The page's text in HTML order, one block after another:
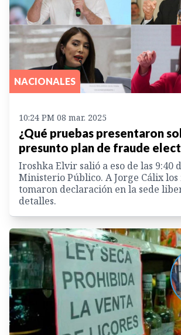
NACIONALES
10:24 PM 08 mar. 2025
¿Qué pruebas presentaron
presunto plan de fraude
Iroshka Elvir salió a eso de las 9:40
Ministerio Público. A Jorge Cálix los
tomaron declaración en la sede
detalles.